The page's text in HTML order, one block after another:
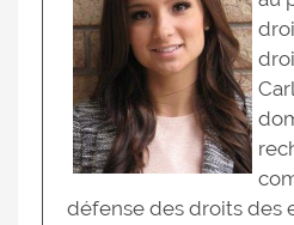
défense des droits des